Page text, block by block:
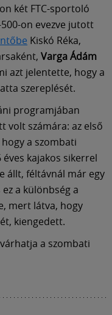
két FTC-sportoló
on evezve jutott
Kiskó Réka,
Varga Ádám
azt jelentette, hogy a
szereplését.
programjában
volt számára: az első
a szombati
kajakos sikerrel
állt, féltávnál már egy
a különbség a
mert látva, hogy
kiengedett.
a szombati